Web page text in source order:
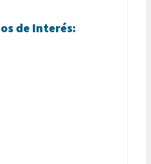
de Interés: